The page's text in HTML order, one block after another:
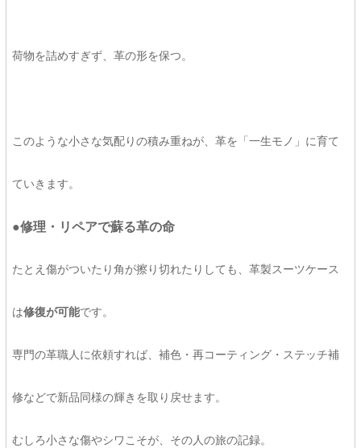
荷物を詰めすぎず、革の形を保つ。
このような小さな気配りの積み重ねが、革を「一生モノ」に育て
ていきます。
●修理・リペアで蘇る革の命
たとえ傷がついたり角が擦り切れたりしても、革製スーツケース
は修復が可能です。
専門の革職人に依頼すれば、補色・再コーティング・ステッチ補
修などで新品同様の輝きを取り戻せます。
むしろ小さな傷やシワこそが、その人の旅の記録。